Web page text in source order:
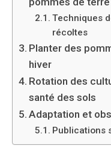
Techniques
récoltes
Planter des
hiver
Rotation des
santé des sols
Adaptation et
Publications